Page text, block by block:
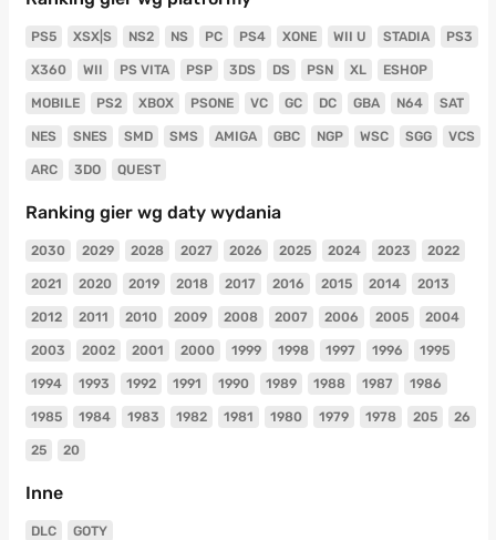
PS5 XSX|S NS2 NS PC PS4 XONE WII U STADIA PS3
X360 WII PS VITA PSP 3DS DS PSN XL ESHOP
MOBILE PS2 XBOX PSONE VC GC DC GBA N64 SAT
NES SNES SMD SMS AMIGA GBC NGP WSC SGG VCS
ARC 3DO QUEST
Ranking gier wg daty wydania
2030 2029 2028 2027 2026 2025 2024 2023 2022
2021 2020 2019 2018 2017 2016 2015 2014 2013
2012 2011 2010 2009 2008 2007 2006 2005 2004
2003 2002 2001 2000 1999 1998 1997 1996 1995
1994 1993 1992 1991 1990 1989 1988 1987 1986
1985 1984 1983 1982 1981 1980 1979 1978 205 26
25 20
Inne
DLC GOTY